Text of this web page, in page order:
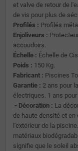
et valve de retour de
de vis pour plus de
Profilés : Profilés
Enjoliveurs :
accoudoirs.
Échelle : Échelle de
Poids : 150 Kg.
Fabricant : Piscines
Garantie : 2 ans pour
électriques. 1 ans
- Décoration : La
de haute densité et
l'extérieur de la
matériaux
signifie que le soleil